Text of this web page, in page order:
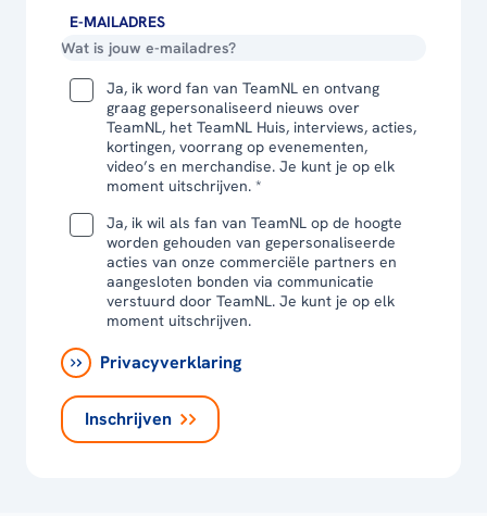
E-MAILADRES
Ja, ik word fan van TeamNL en ontvang
graag gepersonaliseerd nieuws over
TeamNL, het TeamNL Huis, interviews, acties,
kortingen, voorrang op evenementen,
video’s en merchandise. Je kunt je op elk
moment uitschrijven. *
Ja, ik wil als fan van TeamNL op de hoogte
worden gehouden van gepersonaliseerde
acties van onze commerciële partners en
aangesloten bonden via communicatie
verstuurd door TeamNL. Je kunt je op elk
moment uitschrijven.
Privacyverklaring
Inschrijven